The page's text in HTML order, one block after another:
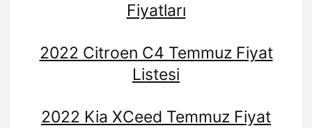
Fiyatları
2022 Citroen C4 Temmuz Fiyat
Listesi
2022 Kia XCeed Temmuz Fiyat